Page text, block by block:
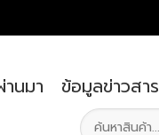
นมา ข้อมูลข่าวสาร